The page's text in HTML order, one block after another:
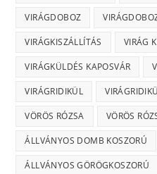
VIRÁGDOBOZ
VIRÁGKISZÁLLÍTÁS VIRÁG
VIRÁGKÜLDÉS KAPOSVÁR
VIRÁGRIDIKÜL
VÖRÖS RÓZSA VÖRÖS
ÁLLVÁNYOS DOMB KOSZORÚ
ÁLLVÁNYOS GÖRÖGKOSZORÚ